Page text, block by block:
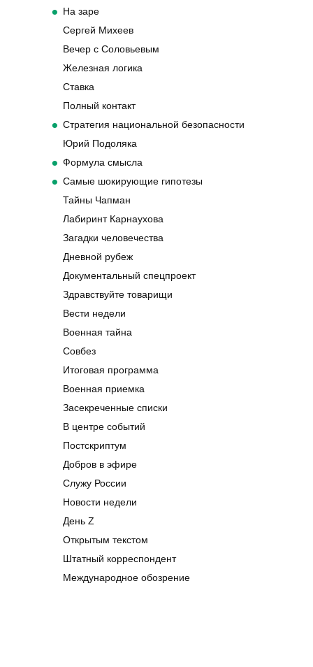
На заре
Сергей Михеев
Вечер с Соловьевым
Железная логика
Ставка
Полный контакт
Стратегия национальной безопасности
Юрий Подоляка
Формула смысла
Самые шокирующие гипотезы
Тайны Чапман
Лабиринт Карнаухова
Загадки человечества
Дневной рубеж
Документальный спецпроект
Здравствуйте товарищи
Вести недели
Военная тайна
Совбез
Итоговая программа
Военная приемка
Засекреченные списки
В центре событий
Постскриптум
Добров в эфире
Служу России
Новости недели
День Z
Открытым текстом
Штатный корреспондент
Международное обозрение